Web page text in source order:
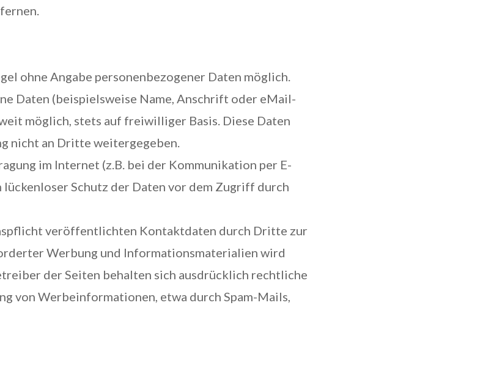
ohne Angabe personenbezogener Daten möglich.
Daten (beispielsweise Name, Anschrift oder eMail-
möglich, stets auf freiwilliger Basis. Diese Daten
nicht an Dritte weitergegeben.
im Internet (z.B. bei der Kommunikation per E-
Schutz der Daten vor dem Zugriff durch
veröffentlichten Kontaktdaten durch Dritte zur
Werbung und Informationsmaterialien wird
der Seiten behalten sich ausdrücklich rechtliche
von Werbeinformationen, etwa durch Spam-Mails,